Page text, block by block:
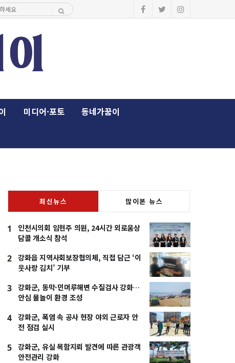
미디어·포토
동네가꿈이
최신뉴스 많이본 뉴스
1
인천시의회 임현주 의원, 24시간 외로움상
담콜 개소식 참석
2
강화읍 지역사회보장협의체, 직접 담근 ‘이
웃사랑 김치’ 기부
3
강화군, 동막·민머루해변 수질검사 강화…
안심 물놀이 환경 조성
4
강화군, 폭염 속 공사 현장 야외 근로자 안
전 점검 실시
5
강화군, 유실 목함지뢰 발견에 따른 관광객
안전관리 강화